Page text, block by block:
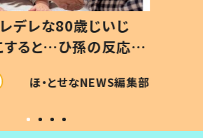
デレな80歳じいじ
すると…ひ孫の反応に
た」「可愛くて仕方な
ほ・とせなNEWS編集部